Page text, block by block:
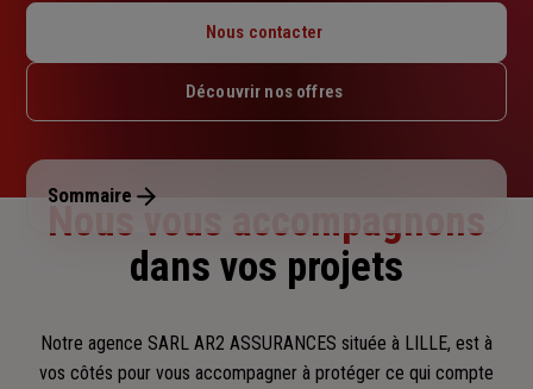
Mardi : 09h – 12h / 14h – 18h
Jeudi : 09h – 12h / 14h – 18h
Dimanche : Fermé
Nous contacter
Découvrir nos offres
Sommaire
Nous vous accompagnons
dans vos projets
Notre agence SARL AR2 ASSURANCES située à LILLE, est à
vos côtés pour vous accompagner à protéger ce qui compte